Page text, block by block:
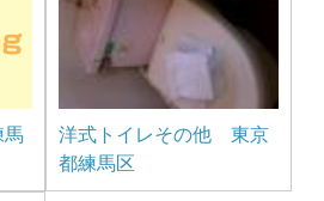
馬
洋式トイレその他 東京
都練馬区